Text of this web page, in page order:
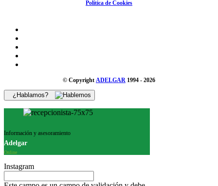
Política de Cookies
© Copyright ADELGAR 1994 - 2026
¿Hablamos?
Información y asesoramiento
Adelgar
Online
Instagram